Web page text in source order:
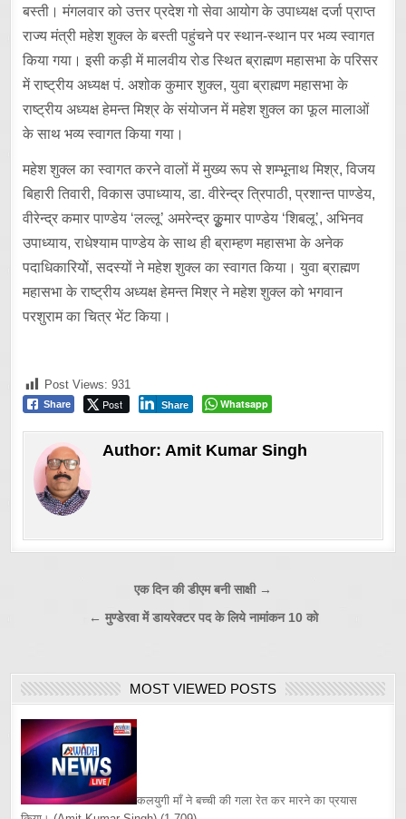
बस्ती। मंगलवार को उत्तर प्रदेश गो सेवा आयोग के उपाध्यक्ष दर्जा प्राप्त
राज्य मंत्री महेश शुक्ल के बस्ती पहुंचने पर स्थान-स्थान पर भव्य स्वागत
किया गया। इसी कड़ी में मालवीय रोड स्थित ब्राह्मण महासभा के परिसर
में राष्ट्रीय अध्यक्ष पं. अशोक कुमार शुक्ल, युवा ब्राह्मण महासभा के
राष्ट्रीय अध्यक्ष हेमन्त मिश्र के संयोजन में महेश शुक्ल का फूल मालाओं
के साथ भव्य स्वागत किया गया।
महेश शुक्ल का स्वागत करने वालों में मुख्य रूप से शम्भूनाथ मिश्र, विजय
बिहारी तिवारी, विकास उपाध्याय, डा. वीरेन्द्र त्रिपाठी, प्रशान्त पाण्डेय,
वीरेन्द्र कमार पाण्डेय ‘लल्लू’ अमरेन्द्र कुूमार पाण्डेय ‘शिबलू’, अभिनव
उपाध्याय, राधेश्याम पाण्डेय के साथ ही ब्राम्हण महासभा के अनेक
पदाधिकारियोें, सदस्यों ने महेश शुक्ल का स्वागत किया। युवा ब्राह्मण
महासभा के राष्ट्रीय अध्यक्ष हेमन्त मिश्र ने महेश शुक्ल को भगवान
परशुराम का चित्र भेंट किया।
Post Views: 931
Share Post Share Whatsapp
Author:Amit Kumar Singh
navigation
एक दिन की डीएम बनी साक्षी →
← मुण्डेरवा में डायरेक्टर पद के लिये नामांकन 10 को
MOST VIEWED POSTS
कलयुगी माँ ने बच्ची की गला रेत कर मारने का प्रयास